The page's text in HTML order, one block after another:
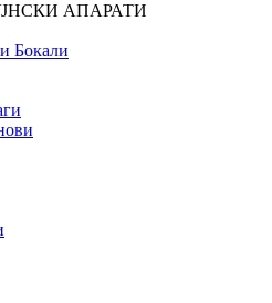
АПАРАТИ
Бокали